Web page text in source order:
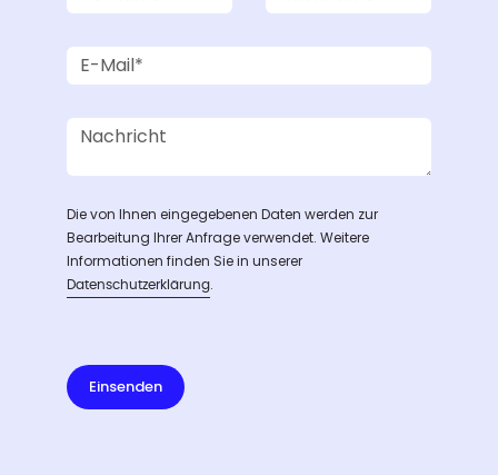
Die von Ihnen eingegebenen Daten werden zur
Bearbeitung Ihrer Anfrage verwendet. Weitere
Informationen finden Sie in unserer
Datenschutzerklärung.
Einsenden